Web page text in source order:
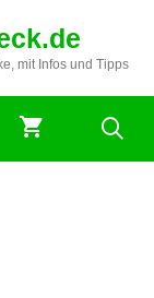
mit Infos und Tipps